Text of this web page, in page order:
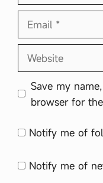
Email
Website
Save my
browser for
Notify me of
Notify me of